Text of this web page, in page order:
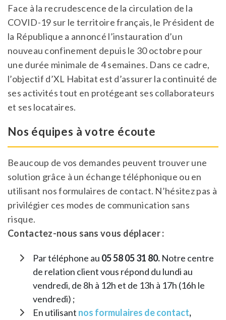
Face à la recrudescence de la circulation de la
COVID-19 sur le territoire français, le Président de
la République a annoncé l’instauration d’un
nouveau confinement depuis le 30 octobre pour
une durée minimale de 4 semaines. Dans ce cadre,
l’objectif d’XL Habitat est d’assurer la continuité de
ses activités tout en protégeant ses collaborateurs
et ses locataires.
Nos équipes à votre écoute
Beaucoup de vos demandes peuvent trouver une
solution grâce à un échange téléphonique ou en
utilisant nos formulaires de contact. N’hésitez pas à
privilégier ces modes de communication sans
risque.
Contactez-nous sans vous déplacer :
Par téléphone au 05 58 05 31 80. Notre centre
de relation client vous répond du lundi au
vendredi, de 8h à 12h et de 13h à 17h (16h le
vendredi) ;
En utilisant nos formulaires de contact,